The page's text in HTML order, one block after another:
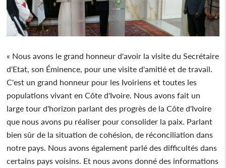
« Nous avons le grand honneur d'avoir la visite du Secrétaire
d'Etat, son Éminence, pour une visite d'amitié et de travail.
C'est un grand honneur pour les Ivoiriens et toutes les
populations vivant en Côte d'Ivoire. Nous avons fait un
large tour d'horizon parlant des progrès de la Côte d'Ivoire
que nous avons pu réaliser pour consolider la paix. Parlant
bien sûr de la situation de cohésion, de réconciliation dans
notre pays. Nous avons également parlé des difficultés dans
certains pays voisins. Et nous avons donné des informations